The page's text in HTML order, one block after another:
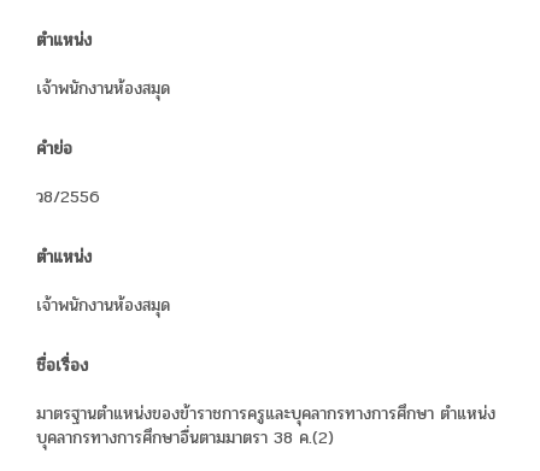
ตำแหน่ง
เจ้าพนักงานห้องสมุด
คำย่อ
ว8/2556
ตำแหน่ง
เจ้าพนักงานห้องสมุด
ชื่อเรื่อง
มาตรฐานตำแหน่งของข้าราชการครูและบุคลากรทางการศึกษา ตำแหน่ง
บุคลากรทางการศึกษาอื่นตามมาตรา 38 ค.(2)